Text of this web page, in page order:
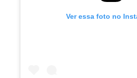
Ver essa foto no